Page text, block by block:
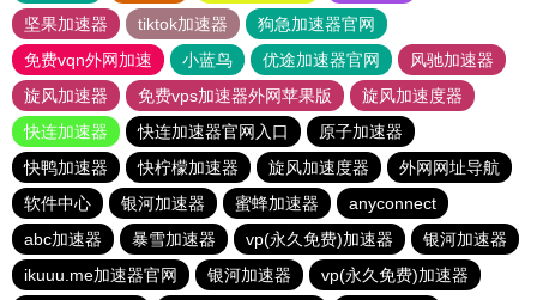
坚果加速器
tiktok加速器
狗急加速器官网
免费vqn外网加速
小蓝鸟 优途加速器官网
风驰加速器
旋风加速器
免费vps加速器外网苹果版
旋风加速度器
快连加速器
快连加速器官网入口
原子加速器
快鸭加速器
快柠檬加速器 旋风加速度器
外网网址导航
软件中心
银河加速器 蜜蜂加速器
anyconnect
abc加速器
暴雪加速器 vp(永久免费)加速器
银河加速器
ikuuu.me加速器官网
银河加速器
vp(永久免费)加速器